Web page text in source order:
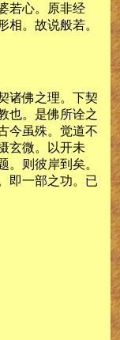
若心。原非经
相。故说般若。
诸佛之理。下契
也。是佛所诠之
今虽殊。觉道不
玄微。以开未
。则彼岸到矣。
即一部之功。已